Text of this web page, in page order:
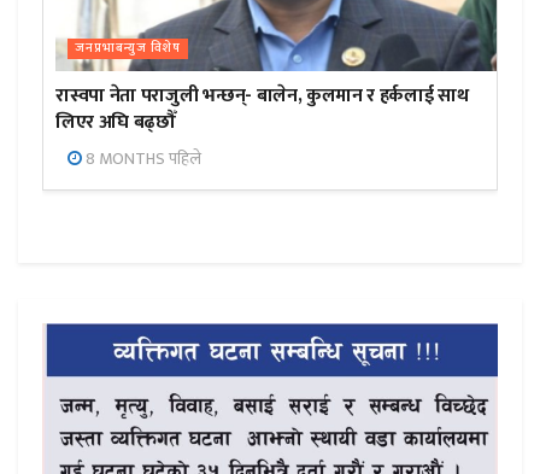
जनप्रभाबन्युज विशेष
रास्वपा नेता पराजुली भन्छन्- बालेन, कुलमान र हर्कलाई साथ
लिएर अघि बढ्छौँ
8 MONTHS पहिले